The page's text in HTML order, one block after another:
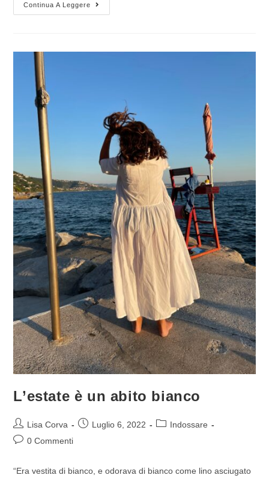
Continua A Leggere
L’estate è un abito bianco
Lisa Corva Luglio 6, 2022
Indossare
0 Commenti
“Era vestita di bianco, e odorava di bianco come lino asciugato